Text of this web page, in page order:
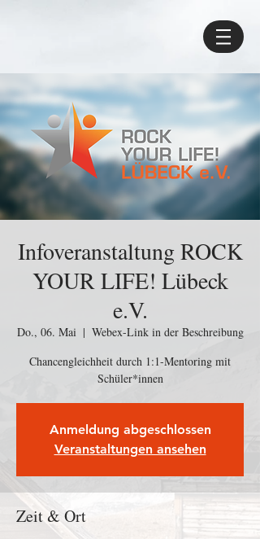
Infoveranstaltung ROCK
YOUR LIFE! Lübeck
e.V.
Do., 06. Mai
  |
Webex-Link in der Beschreibung
Chancengleichheit durch 1:1-Mentoring mit
Schüler*innen
Anmeldung abgeschlossen
Veranstaltungen ansehen
Zeit & Ort